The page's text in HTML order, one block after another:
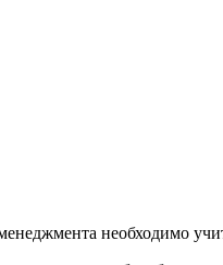
необходимо